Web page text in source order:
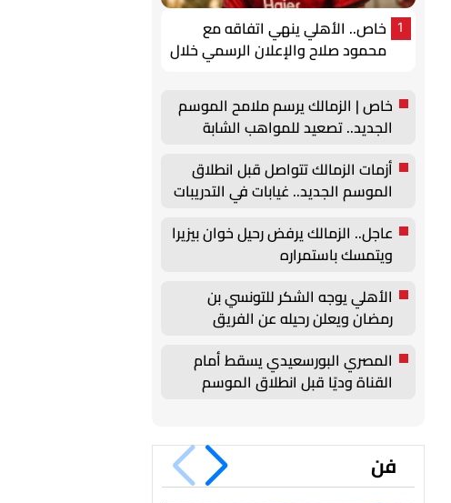
1
خاص.. الأهلي ينهي اتفاقه مع
محمود صلاح والإعلان الرسمي خلال
خاص | الزمالك يرسم ملامح الموسم
الجديد.. تصعيد للمواهب الشابة
أزمات الزمالك تتواصل قبل انطلاق
الموسم الجديد.. غيابات في التدريبات
عاجل.. الزمالك يرفض رحيل خوان بيزيرا
ويتمسك باستمراره
الأهلي يوجه الشكر للتونسي بن
رمضان ويعلن رحيله عن الفريق
المصري البورسعيدي يسقط أمام
القناة وديًا قبل انطلاق الموسم
فن